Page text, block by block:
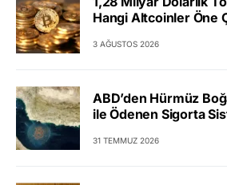
Hangi Altcoinler Öne
3 AĞUSTOS 2026
ABD’den Hürmüz
ile Ödenen Sigorta
31 TEMMUZ 2026